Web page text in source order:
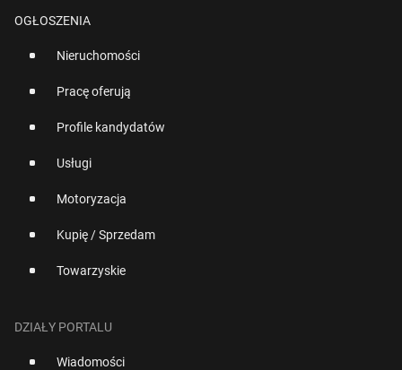
OGŁOSZENIA
Nieruchomości
Pracę oferują
Profile kandydatów
Usługi
Motoryzacja
Kupię / Sprzedam
Towarzyskie
DZIAŁY PORTALU
Wiadomości